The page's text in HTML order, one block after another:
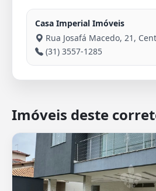
Casa Imperial Imóveis
Rua Josafá Macedo, 21,
(31) 3557-1285
Imóveis deste